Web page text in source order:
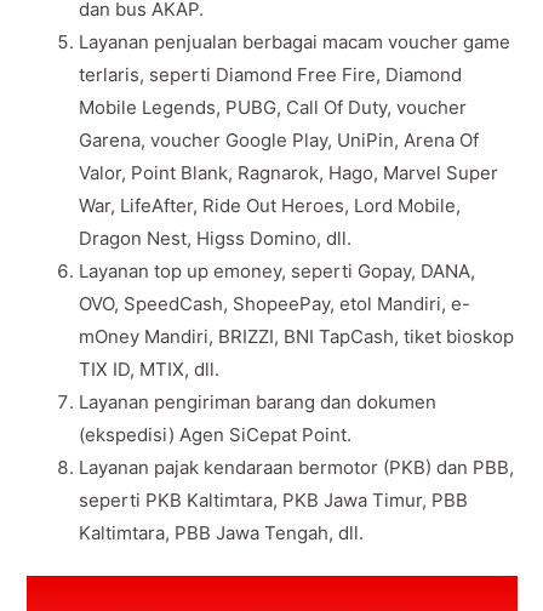
dan bus AKAP.
Layanan penjualan berbagai macam voucher game
terlaris, seperti Diamond Free Fire, Diamond
Mobile Legends, PUBG, Call Of Duty, voucher
Garena, voucher Google Play, UniPin, Arena Of
Valor, Point Blank, Ragnarok, Hago, Marvel Super
War, LifeAfter, Ride Out Heroes, Lord Mobile,
Dragon Nest, Higss Domino, dll.
Layanan top up emoney, seperti Gopay, DANA,
OVO, SpeedCash, ShopeePay, etol Mandiri, e-
mOney Mandiri, BRIZZI, BNI TapCash, tiket bioskop
TIX ID, MTIX, dll.
Layanan pengiriman barang dan dokumen
(ekspedisi) Agen SiCepat Point.
Layanan pajak kendaraan bermotor (PKB) dan PBB,
seperti PKB Kaltimtara, PKB Jawa Timur, PBB
Kaltimtara, PBB Jawa Tengah, dll.